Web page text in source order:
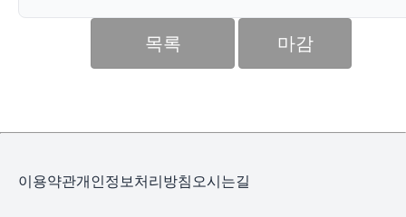
목록 마감
이용약관개인정보처리방침오시는길